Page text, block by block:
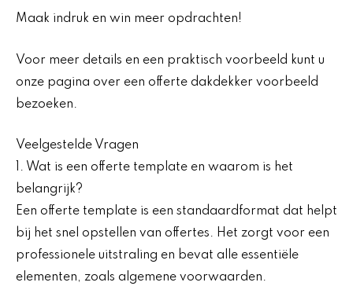
Maak indruk en win meer opdrachten!
Voor meer details en een praktisch voorbeeld kunt u
onze pagina over een offerte dakdekker voorbeeld
bezoeken.
Veelgestelde Vragen
1. Wat is een offerte template en waarom is het
belangrijk?
Een offerte template is een standaardformat dat helpt
bij het snel opstellen van offertes. Het zorgt voor een
professionele uitstraling en bevat alle essentiële
elementen, zoals algemene voorwaarden.